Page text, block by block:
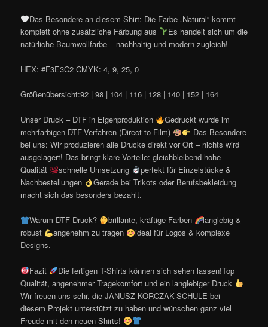
Das Besondere an diesem Shirt: Die Farbe „Natural“ kommt
komplett ohne zusätzliche Färbung aus
Es handelt sich um die
natürliche Baumwollfarbe – nachhaltig und modern zugleich!
HEX: #F3E3C2 CMYK: 4, 9, 25, 0
Größenübersicht:92 | 98 | 104 | 116 | 128 | 140 | 152 | 164
Unser Druck – DTF in Eigenproduktion
Gedruckt wurde im
mehrfarbigen DTF-Verfahren (Direct to Film)
Das Besondere
bei uns: Wir produzieren alle Drucke direkt vor Ort – nichts wird
ausgelagert! Das bringt klare Vorteile: gleichbleibend hohe
Qualität
schnelle Umsetzung
perfekt für Einzelstücke &
Nachbestellungen
Gerade bei Trikots oder Berufsbekleidung
macht sich das besonders bezahlt.
Warum DTF-Druck? brillante, kräftige Farben
langlebig &
robust
angenehm zu tragen
ideal für Logos & komplexe
Designs.
Fazit
Die fertigen T-Shirts können sich sehen lassen!Top
Qualität, angenehmer Tragekomfort und ein langlebiger Druck
Wir freuen uns sehr, die JANUSZ-KORCZAK-SCHULE bei
diesem Projekt unterstützt zu haben und wünschen ganz viel
Freude mit den neuen Shirts!